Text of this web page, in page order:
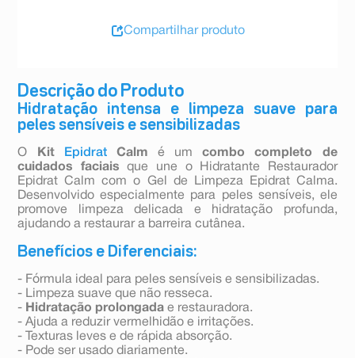
Descrição do Produto
Hidratação intensa e limpeza suave para
peles sensíveis e sensibilizadas
O Kit Epidrat Calmé umcombo completo de
cuidados faciais que une o Hidratante Restaurador
Epidrat Calm com o Gel de Limpeza Epidrat Calma.
Desenvolvido especialmente para peles sensíveis, ele
promove limpeza delicada e hidratação profunda,
ajudando a restaurar a barreira cutânea.
Benefícios e Diferenciais:
- Fórmula ideal para peles sensíveis e sensibilizadas.
- Limpeza suave que não resseca.
- Hidratação prolongada e restauradora.
- Ajuda a reduzir vermelhidão e irritações.
- Texturas leves e de rápida absorção.
- Pode ser usado diariamente.
Compartilhar produto